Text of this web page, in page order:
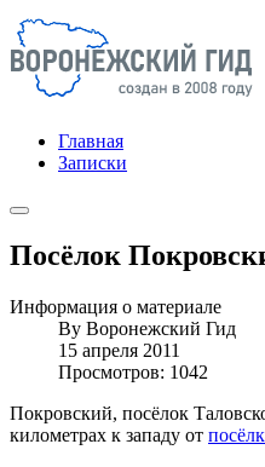
Главная
Записки
Посёлок
Информация о материале
By Воронежский Гид
15 апреля 2011
Просмотров: 1042
Покровский, посёлок
километрах к западу от